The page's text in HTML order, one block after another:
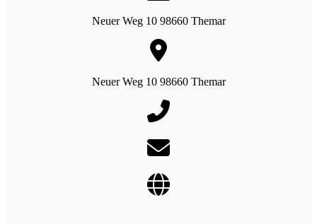
Neuer Weg 10 98660 Themar
Neuer Weg 10 98660 Themar